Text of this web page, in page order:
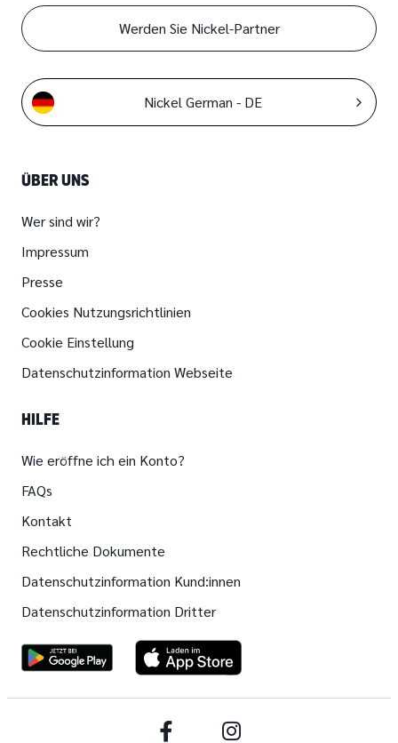
ÜBER UNS
Wer sind wir?
Impressum
Presse
Cookies Nutzungsrichtlinien
Cookie Einstellung
Datenschutzinformation Webseite
HILFE
Wie eröffne ich ein Konto?
FAQs
Kontakt
Rechtliche Dokumente
Datenschutzinformation Kund:innen
Datenschutzinformation Dritter
Werden Sie Nickel-Partner
Nickel German - DE
Facebook Instagram